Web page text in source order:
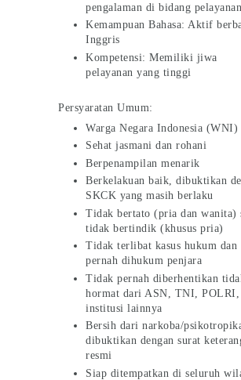
pengalaman di bidang pelayanan
Kemampuan Bahasa: Aktif
Inggris
Kompetensi: Memiliki jiwa
pelayanan yang tinggi
Persyaratan Umum:
Warga Negara Indonesia (WNI)
Sehat jasmani dan rohani
Berpenampilan menarik
Berkelakuan baik, dibuktikan
SKCK yang masih berlaku
Tidak bertato (pria dan wanita)
tidak bertindik (khusus pria)
Tidak terlibat kasus hukum dan
pernah dihukum penjara
Tidak pernah diberhentikan
hormat dari ASN, TNI, POLRI,
institusi lainnya
Bersih dari narkoba/
dibuktikan dengan surat
resmi
Siap ditempatkan di seluruh